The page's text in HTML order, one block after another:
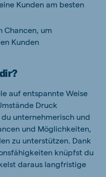
Kunden am besten
Chancen, um
Kunden
auf entspannte Weise
Druck
unternehmerisch und
und Möglichkeiten,
zu unterstützen. Dank
knüpfst du
daraus langfristige